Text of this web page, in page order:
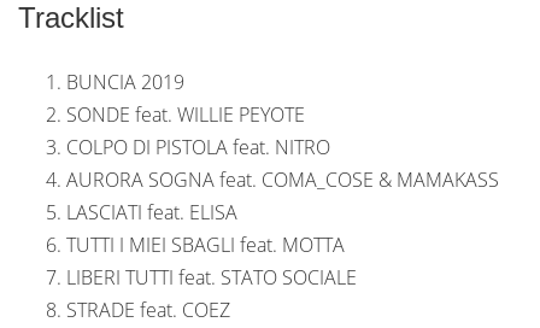
Tracklist
BUNCIA 2019
SONDE feat. WILLIE PEYOTE
COLPO DI PISTOLA feat. NITRO
AURORA SOGNA feat. COMA_COSE & MAMAKASS
LASCIATI feat. ELISA
TUTTI I MIEI SBAGLI feat. MOTTA
LIBERI TUTTI feat. STATO SOCIALE
STRADE feat. COEZ